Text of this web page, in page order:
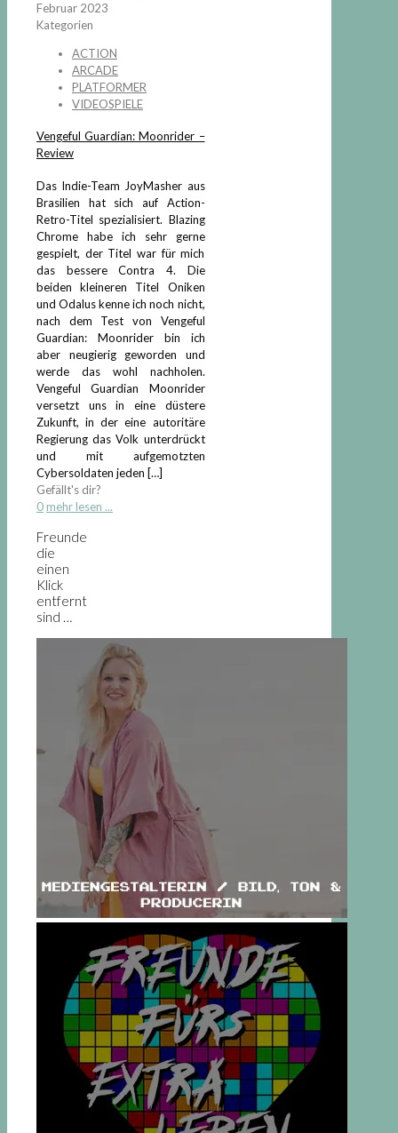
Februar 2023
Kategorien
ACTION
ARCADE
PLATFORMER
VIDEOSPIELE
Vengeful Guardian: Moonrider –
Review
Das Indie-Team JoyMasher aus
Brasilien hat sich auf Action-
Retro-Titel spezialisiert. Blazing
Chrome habe ich sehr gerne
gespielt, der Titel war für mich
das bessere Contra 4. Die
beiden kleineren Titel Oniken
und Odalus kenne ich noch nicht,
nach dem Test von Vengeful
Guardian: Moonrider bin ich
aber neugierig geworden und
werde das wohl nachholen.
Vengeful Guardian Moonrider
versetzt uns in eine düstere
Zukunft, in der eine autoritäre
Regierung das Volk unterdrückt
und mit aufgemotzten
Cybersoldaten jeden […]
Gefällt's dir?
0 mehr lesen ...
Freunde
die
einen
Klick
entfernt
sind …